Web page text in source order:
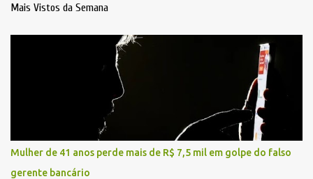
Mais Vistos da Semana
Mulher de 41 anos perde mais de R$ 7,5 mil em golpe do falso
gerente bancário